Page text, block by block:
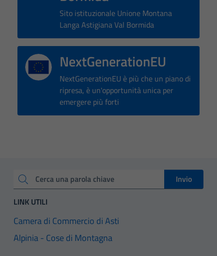
Sito istituzionale Unione Montana
Langa Astigiana Val Bormida
NextGenerationEU
NextGenerationEU è più che un piano di
ripresa, è un'opportunità unica per
emergere più forti
Cerca una parola chiave
Invio
LINK UTILI
Camera di Commercio di Asti
Alpinia - Cose di Montagna
possono
essere
disabilitati.
non raccolgono
informazioni
personali.